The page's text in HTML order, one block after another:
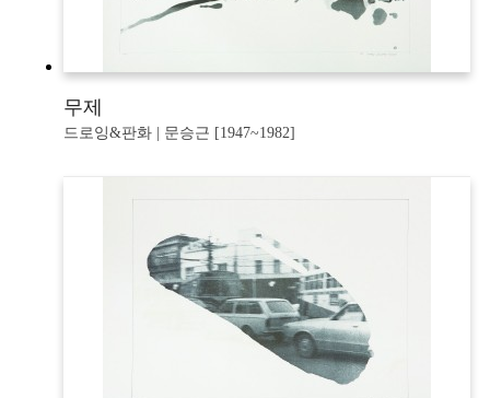
무제
드로잉&판화 | 문승근 [1947~1982]